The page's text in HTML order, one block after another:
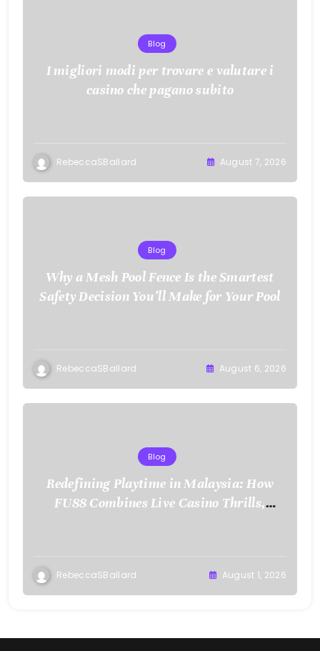
Blog
I migliori modi per trovare e valutare i
casino che pagano subito
RebeccaSBallard August 7, 2026
Blog
Why a Mesh Pool Fence Is the Smartest
Safety Decision You’ll Make for Your Pool
RebeccaSBallard August 6, 2026
Blog
Redefining Playtime in Malaysia: How
FU88 Combines Live Casino Thrills,
RebeccaSBallard August 1, 2026